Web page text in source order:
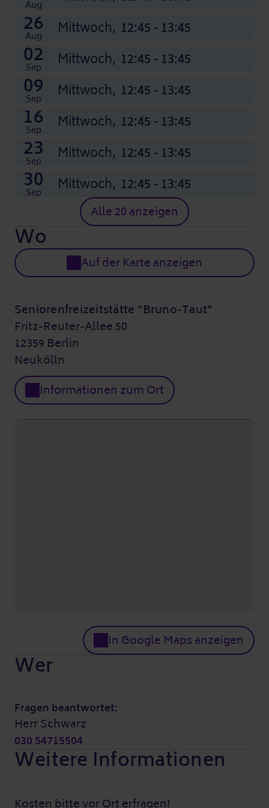
Aug
26
Aug Mittwoch, 12:45 - 13:45
02
Sep Mittwoch, 12:45 - 13:45
09
Sep Mittwoch, 12:45 - 13:45
16
Sep Mittwoch, 12:45 - 13:45
23
Sep Mittwoch, 12:45 - 13:45
30
Sep Mittwoch, 12:45 - 13:45
Alle 20 anzeigen
Wo
Auf der Karte anzeigen
Seniorenfreizeitstätte "Bruno-Taut"
Fritz-Reuter-Allee 50
12359 Berlin
Neukölln
Informationen zum Ort
In Google Maps anzeigen
Wer
Fragen beantwortet:
Herr Schwarz
030 54715504
Weitere Informationen
Kosten bitte vor Ort erfragen!